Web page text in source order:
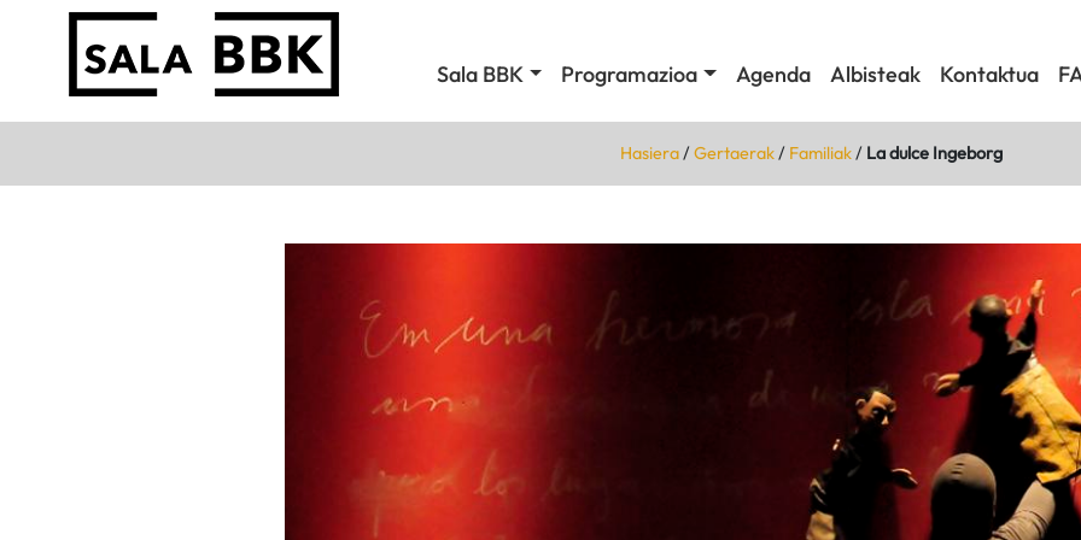
Sala BBK Programazioa Agenda Albisteak Kontaktua
Hasiera/Gertaerak/ Familiak/ La dulce Ingeborg